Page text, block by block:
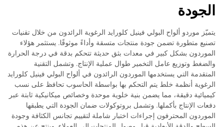
الجودة
يتميّز موردو ألواح البولي فينيل كلورايد الرغوية الرائدون من خلال تقنيات
تصنيع متطورة تضمن جودة منتجات متسقة وأداءً موثوقًا. يستثمر هؤلاء
الموردون بشكل كبير في معدات بثق حديثة تتحكم بدقة في درجة الحرارة
والضغط وتوزيع عامل التخمير طوال عملية الإنتاج. وتشمل التقنية
المتقدمة التي يستخدمها الموردون الرائدون في ألواح البولي فينيل كلورايد
الرغوية أنظمة خلط يتم التحكم بها بواسطة الحاسوب تحافظ على نسب
كيميائية دقيقة، مما يضمن بنية خلوية موحدة وخصائص ميكانيكية ثابتة عبر
دفعات الإنتاج بأكملها. وتشمل بروتوكولات ضمان الجودة التي يطبقها
الموردون المحترفون إجراءات اختبار شاملة لتقييم تجانس الكثافة وجودة